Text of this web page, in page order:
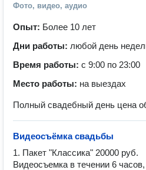
Фото, видео, аудио
Опыт: Более 10 лет
Дни работы: любой день
Время работы: с 9:00 по 23:00
Место работы: на выездах
Полный свадебный день цена
Видеосъёмка свадьбы
1. Пакет "Классика" 20000 руб.
Видеосъемка в течении 6